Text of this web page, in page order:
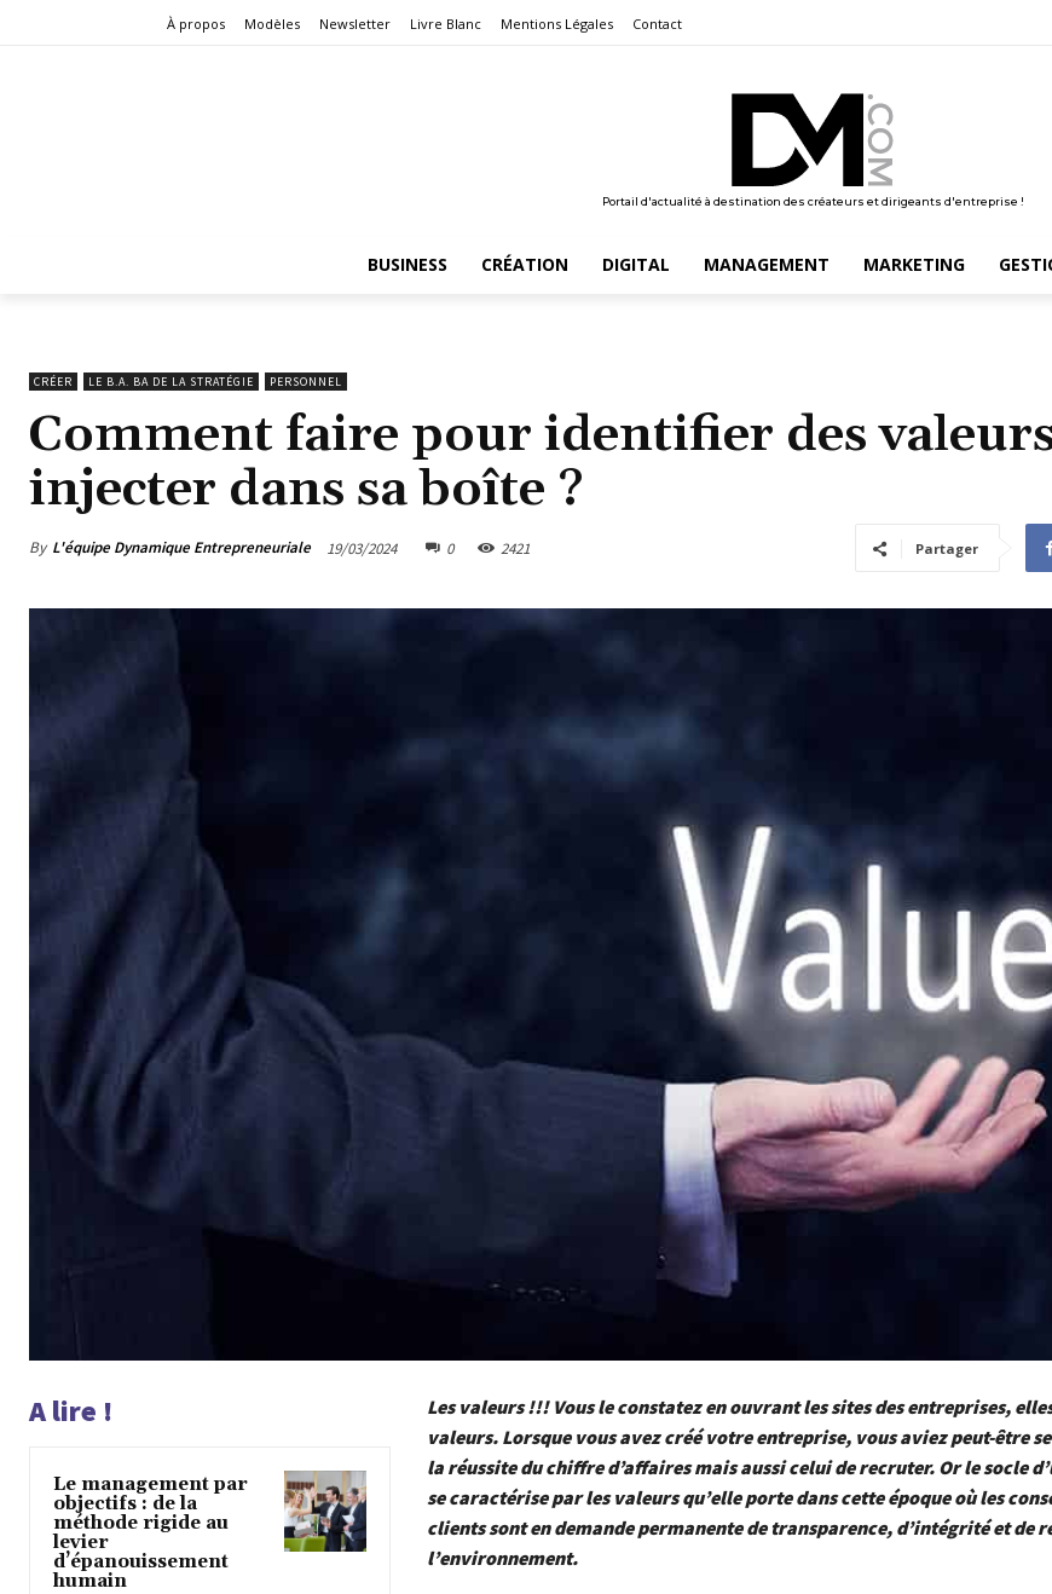
À propos Modèles Newsletter Livre Blanc Mentions Légales Contact
Portail d'actualité à destination des créateurs et dirigeants d'entreprise !
BUSINESS CRÉATION DIGITAL MANAGEMENT MARKETING
CRÉER LE B.A. BA DE LA STRATÉGIE PERSONNEL
Comment faire pour identifier des
injecter dans sa boîte ?
By L'équipe Dynamique Entrepreneuriale 19/03/2024 0 2421 Partager
A lire !
Le management par
objectifs : de la
méthode rigide au
levier
d’épanouissement
humain
Les valeurs !!! Vous le constatez en ouvrant les sites des entreprises,
valeurs. Lorsque vous avez créé votre entreprise, vous aviez peut-être
la réussite du chiffre d’affaires mais aussi celui de recruter. Or le socle
se caractérise par les valeurs qu’elle porte dans cette époque où les
clients sont en demande permanente de transparence, d’intégrité et de
l’environnement.